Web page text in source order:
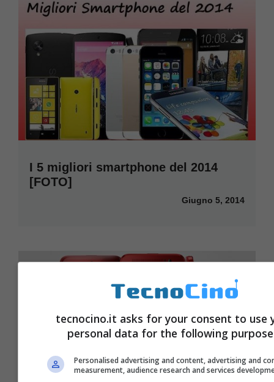
I 5 migliori smartphone del 2014
[FOTO]
Giugno 5, 2014
tecnocino.it asks for your consent to use
personal data for the following
Personalised advertising and content, advertising and
measurement, audience research and services